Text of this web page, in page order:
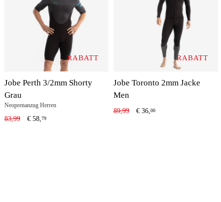
RABATT
Jobe Perth 3/2mm Shorty
Grau
Neoprenanzug Herren
83,99 € 58, 79
RABATT
Jobe Toronto 2mm Jacke
Men
89,99 € 36,00